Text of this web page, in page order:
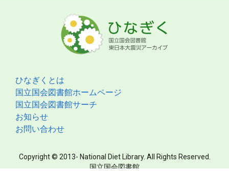
ひなぎくとは
国立国会図書館ホームページ
国立国会図書館サーチ
お知らせ
お問い合わせ
Copyright © 2013- National Diet Library. All Rights Reserved.